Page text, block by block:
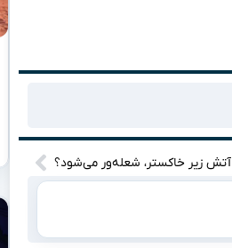
آتش زیر خاکستر، شعله‌ور می‌شود؟